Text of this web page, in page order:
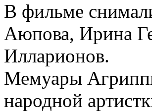
В фильме
Аюпова, Ирина
Илларионов.
Мемуары
народной